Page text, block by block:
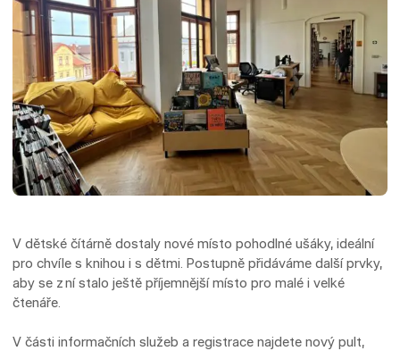
V dětské čítárně dostaly nové místo pohodlné ušáky, ideální
pro chvíle s knihou i s dětmi. Postupně přidáváme další prvky,
aby se z ní stalo ještě příjemnější místo pro malé i velké
čtenáře.
V části informačních služeb a registrace najdete nový pult,